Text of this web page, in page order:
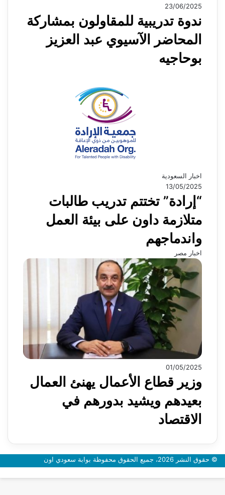
23/06/2025
ندوة تدريبية للمقاولون بمشاركة
المحاضر الآسيوي عبد العزيز
بوحاجيه
اخبار السعودية
13/05/2025
“إرادة” تختتم تدريب طالبات
متلازمة داون على بيئة العمل
واندماجهم
اخبار مصر
01/05/2025
وزير قطاع الأعمال يهنئ العمال
بعيدهم ويشيد بدورهم في
الاقتصاد
© حقوق النشر 2026، جميع الحقوق محفوظة بوابة سعودي اون